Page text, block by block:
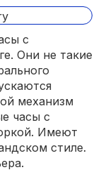
с
Они не такие
механизм
часы с
Имеют
стиле.